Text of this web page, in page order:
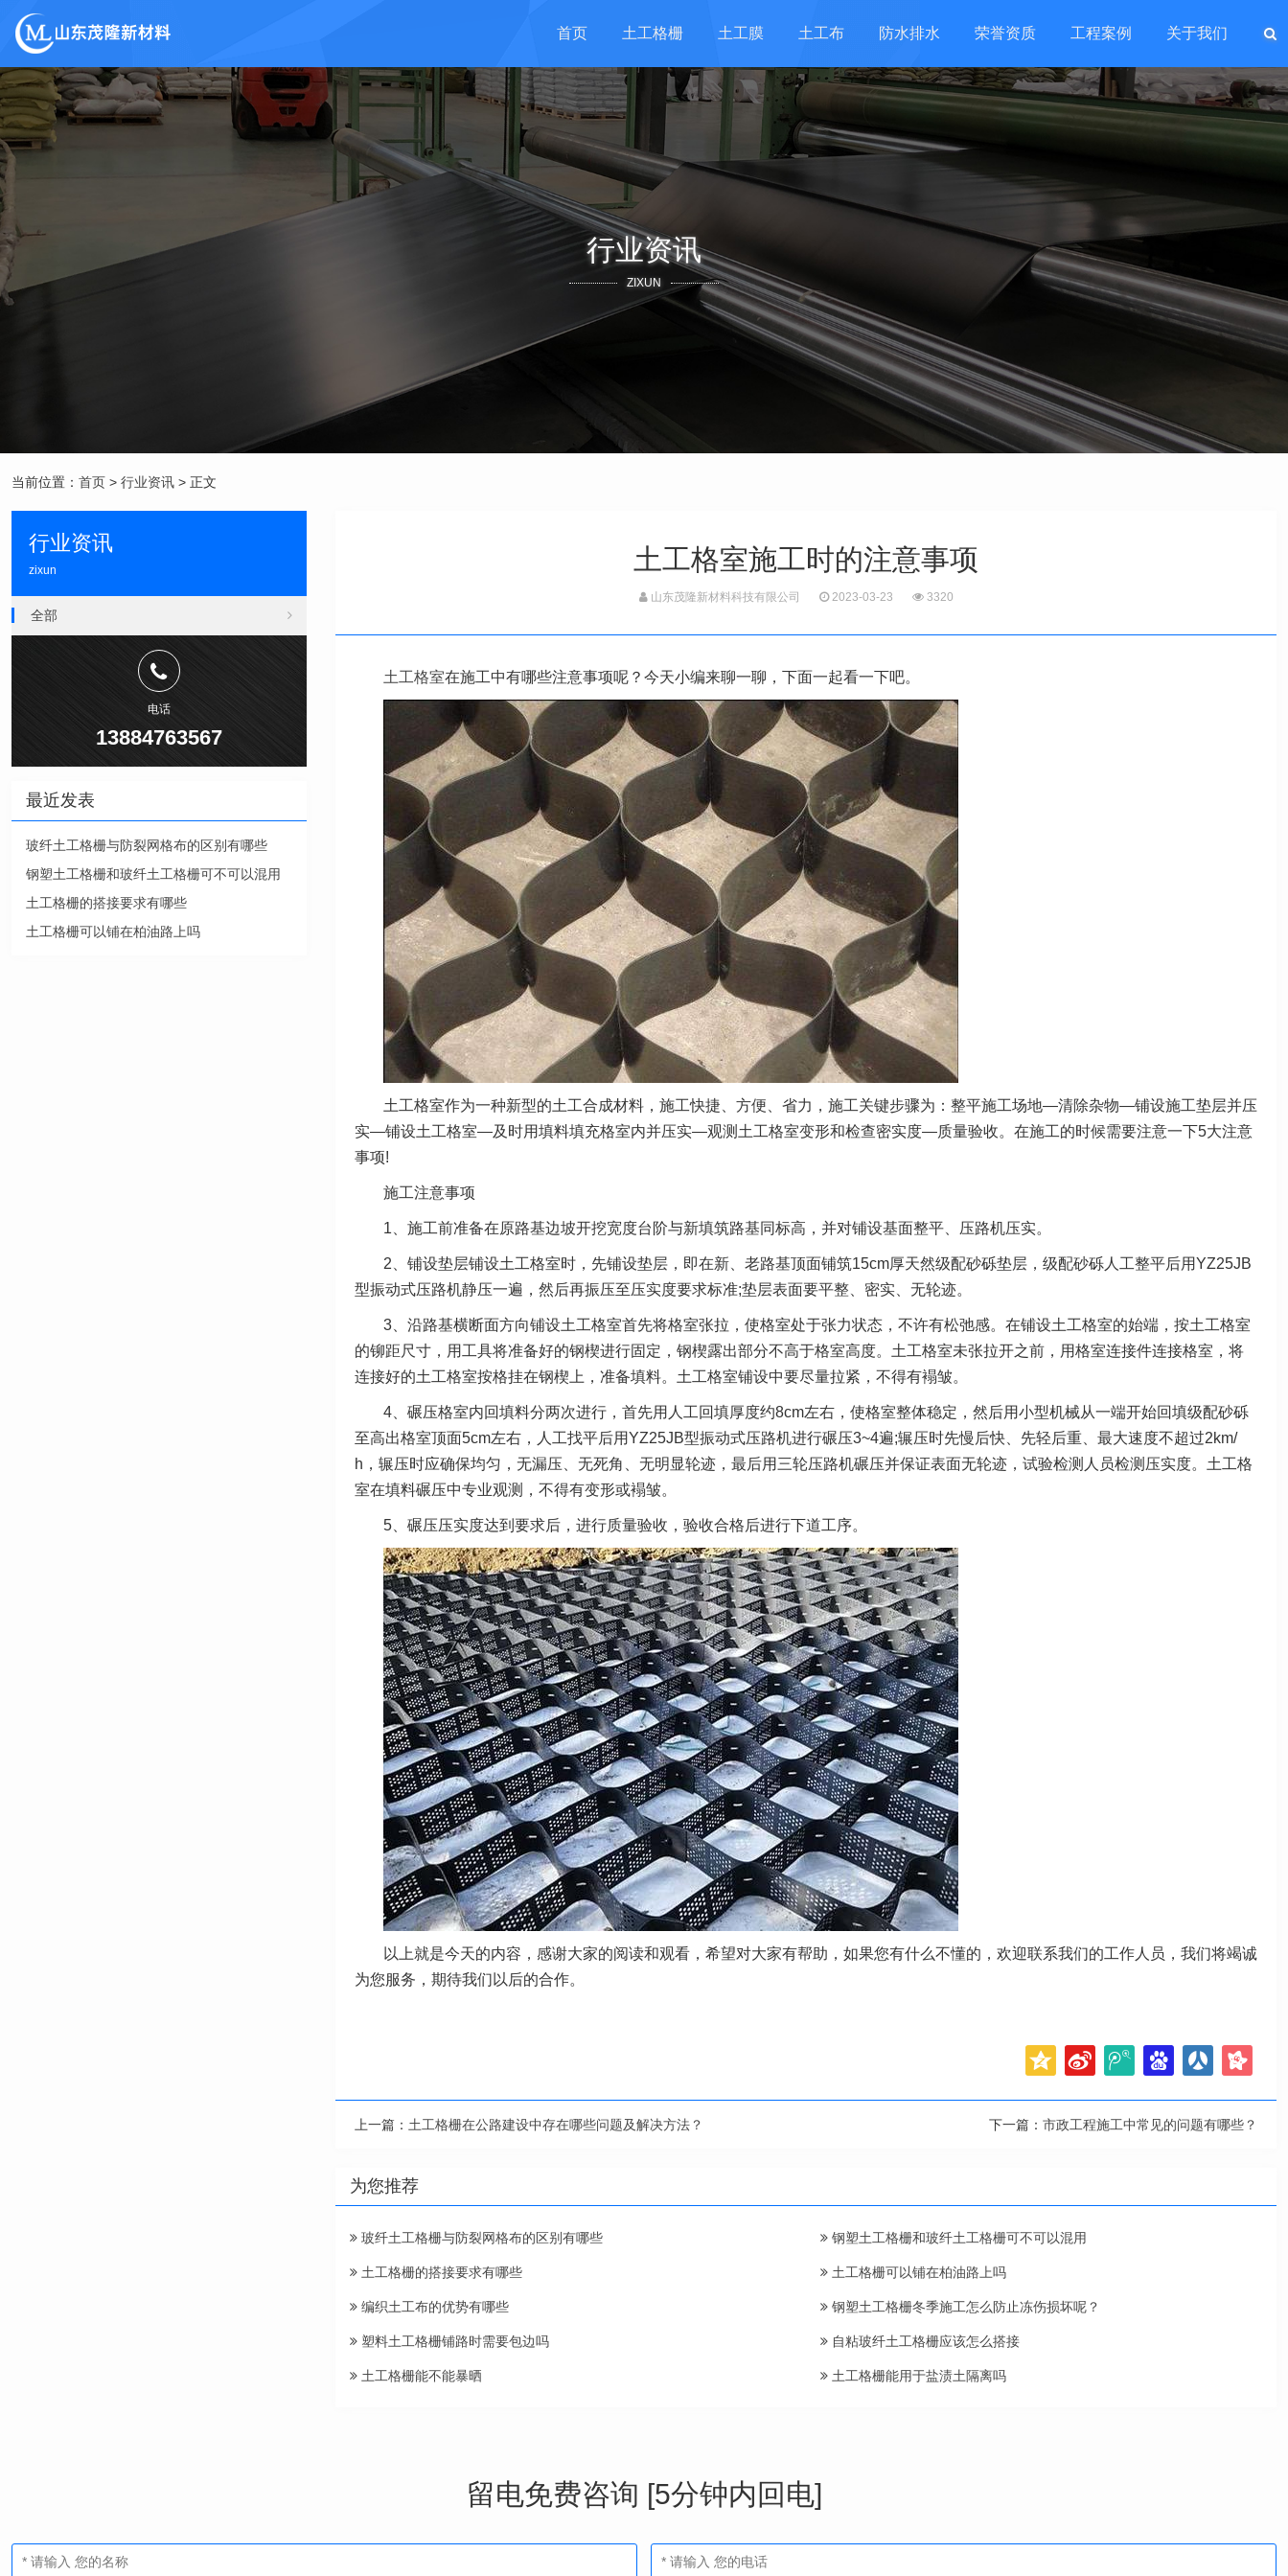
首页 土工格栅 土工膜 土工布 防水排水 荣誉资质 工程案例 关于我们
行业资讯
ZIXUN
当前位置： 首页 > 行业资讯 > 正文
土工格室施工时的注意事项
山东茂隆新材料科技有限公司 2023-03-23 3320
土工格室在施工中有哪些注意事项呢？今天小编来聊一聊，下面一起看一下吧。
土工格室作为一种新型的土工合成材料，施工快捷、方便、省力，施工关键步骤为：整平施工场地—清除杂物—铺设施工垫层并压
实—铺设土工格室—及时用填料填充格室内并压实—观测土工格室变形和检查密实度—质量验收。在施工的时候需要注意一下5大注意
事项!
施工注意事项
1、施工前准备在原路基边坡开挖宽度台阶与新填筑路基同标高，并对铺设基面整平、压路机压实。
2、铺设垫层铺设土工格室时，先铺设垫层，即在新、老路基顶面铺筑15cm厚天然级配砂砾垫层，级配砂砾人工整平后用YZ25JB
型振动式压路机静压一遍，然后再振压至压实度要求标准;垫层表面要平整、密实、无轮迹。
3、沿路基横断面方向铺设土工格室首先将格室张拉，使格室处于张力状态，不许有松弛感。在铺设土工格室的始端，按土工格室
的铆距尺寸，用工具将准备好的钢楔进行固定，钢楔露出部分不高于格室高度。土工格室未张拉开之前，用格室连接件连接格室，将
连接好的土工格室按格挂在钢楔上，准备填料。土工格室铺设中要尽量拉紧，不得有褟皱。
4、碾压格室内回填料分两次进行，首先用人工回填厚度约8cm左右，使格室整体稳定，然后用小型机械从一端开始回填级配砂砾
至高出格室顶面5cm左右，人工找平后用YZ25JB型振动式压路机进行碾压3~4遍;辗压时先慢后快、先轻后重、最大速度不超过2km/
h，辗压时应确保均匀，无漏压、无死角、无明显轮迹，最后用三轮压路机碾压并保证表面无轮迹，试验检测人员检测压实度。土工格
室在填料碾压中专业观测，不得有变形或褟皱。
5、碾压压实度达到要求后，进行质量验收，验收合格后进行下道工序。
以上就是今天的内容，感谢大家的阅读和观看，希望对大家有帮助，如果您有什么不懂的，欢迎联系我们的工作人员，我们将竭诚
为您服务，期待我们以后的合作。
上一篇： 土工格栅在公路建设中存在哪些问题及解决方法？ 下一篇： 市政工程施工中常见的问题有哪些？
为您推荐
玻纤土工格栅与防裂网格布的区别有哪些 钢塑土工格栅和玻纤土工格栅可不可以混用
土工格栅的搭接要求有哪些 土工格栅可以铺在柏油路上吗
编织土工布的优势有哪些 钢塑土工格栅冬季施工怎么防止冻伤损坏呢？
塑料土工格栅铺路时需要包边吗 自粘玻纤土工格栅应该怎么搭接
土工格栅能不能暴晒 土工格栅能用于盐渍土隔离吗
行业资讯
zixun
全部
电话
13884763567
最近发表
玻纤土工格栅与防裂网格布的区别有哪些
钢塑土工格栅和玻纤土工格栅可不可以混用
土工格栅的搭接要求有哪些
土工格栅可以铺在柏油路上吗
留电免费咨询 [5分钟内回电]